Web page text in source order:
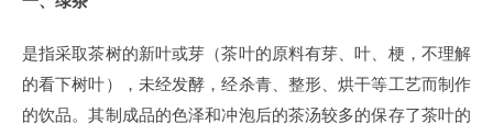
是指采取茶树的新叶或芽（茶叶的原料有芽、叶、梗，不理解
的看下树叶），未经发酵，经杀青、整形、烘干等工艺而制作
的饮品。其制成品的色泽和冲泡后的茶汤较多的保存了茶叶的